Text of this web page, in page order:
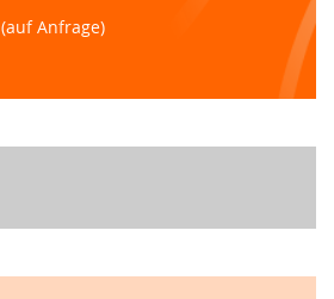
(auf Anfrage)